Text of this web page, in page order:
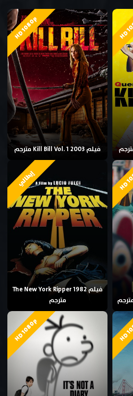
HD
HD 1080p
فيلم Kill Bill Vol. 1 2003 مترجم
HD إيطالي
فيلم The New York Ripper 1982
مترجم
HD
HD 1080p